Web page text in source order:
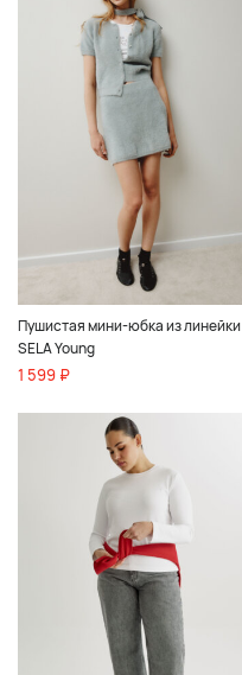
Пушистая мини-юбка из линейки
SELA Young
1 599 ₽